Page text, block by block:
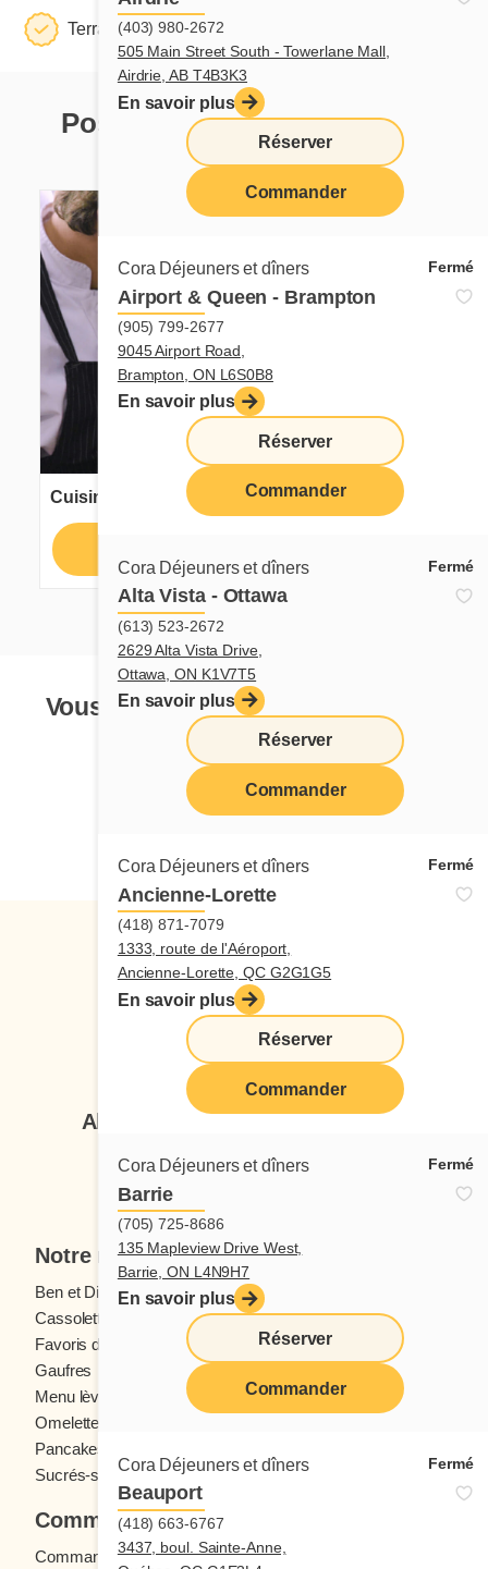
(403) 980-2672
505 Main Street South - Towerlane Mall,
Airdrie, AB T4B3K3
En savoir plus
Réserver
Commander
Cora Déjeuners et dîners Fermé
Airport & Queen - Brampton
(905) 799-2677
9045 Airport Road,
Brampton, ON L6S0B8
En savoir plus
Réserver
Commander
Cora Déjeuners et dîners Fermé
Alta Vista - Ottawa
(613) 523-2672
2629 Alta Vista Drive,
Ottawa, ON K1V7T5
En savoir plus
Réserver
Commander
Cora Déjeuners et dîners Fermé
Ancienne-Lorette
(418) 871-7079
1333, route de l'Aéroport,
Ancienne-Lorette, QC G2G1G5
En savoir plus
Réserver
Commander
Cora Déjeuners et dîners Fermé
Barrie
(705) 725-8686
135 Mapleview Drive West,
Barrie, ON L4N9H7
En savoir plus
Réserver
Commander
Cora Déjeuners et dîners Fermé
Beauport
(418) 663-6767
3437, boul. Sainte-Anne,
Terrasse
Postuler dans ce restaurant
Postes présentement disponibles
Cuisinier ou cuisinière
Vous ne voyez pas votre poste de
rêve?
Suivez-nous
Abonnez-vous à notre infolettre
Je veux m'inscrire
Notre menu
Ben et Dictine
Boissons
Cassolettes
Crêpes
Favoris des ados
Fruits frais
Gaufres
Menu lève-tôt
Oeufs
Omelettes et Crêpomelettes
Pancakes
Sucrés-salés
Commander
Commande en ligne